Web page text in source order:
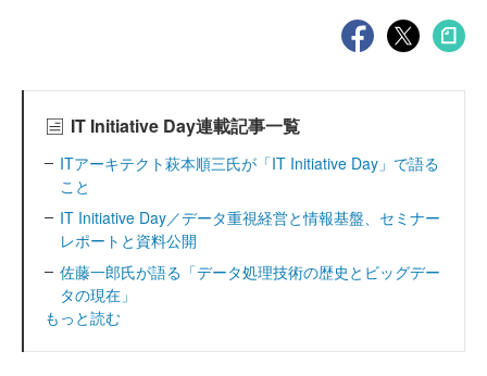
IT Initiative Day連載記事一覧
ITアーキテクト萩本順三氏が「IT Initiative Day」で語る
こと
IT Initiative Day／データ重視経営と情報基盤、セミナー
レポートと資料公開
佐藤一郎氏が語る「データ処理技術の歴史とビッグデー
タの現在」
もっと読む